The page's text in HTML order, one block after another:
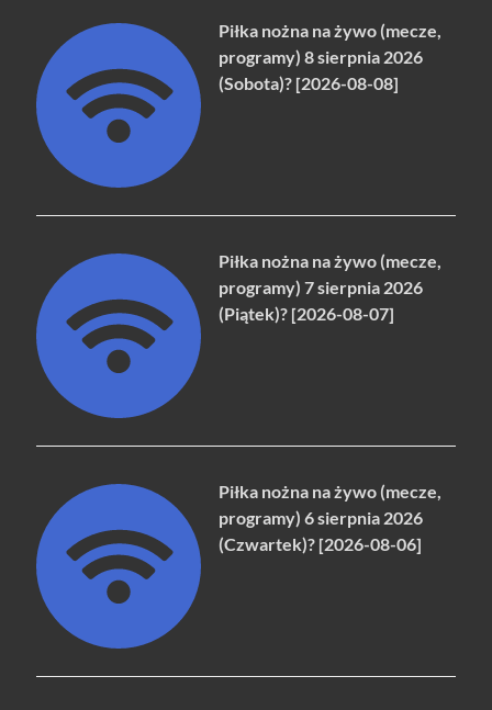
Piłka nożna na żywo (mecze,
programy) 8 sierpnia 2026
(Sobota)? [2026-08-08]
Piłka nożna na żywo (mecze,
programy) 7 sierpnia 2026
(Piątek)? [2026-08-07]
Piłka nożna na żywo (mecze,
programy) 6 sierpnia 2026
(Czwartek)? [2026-08-06]